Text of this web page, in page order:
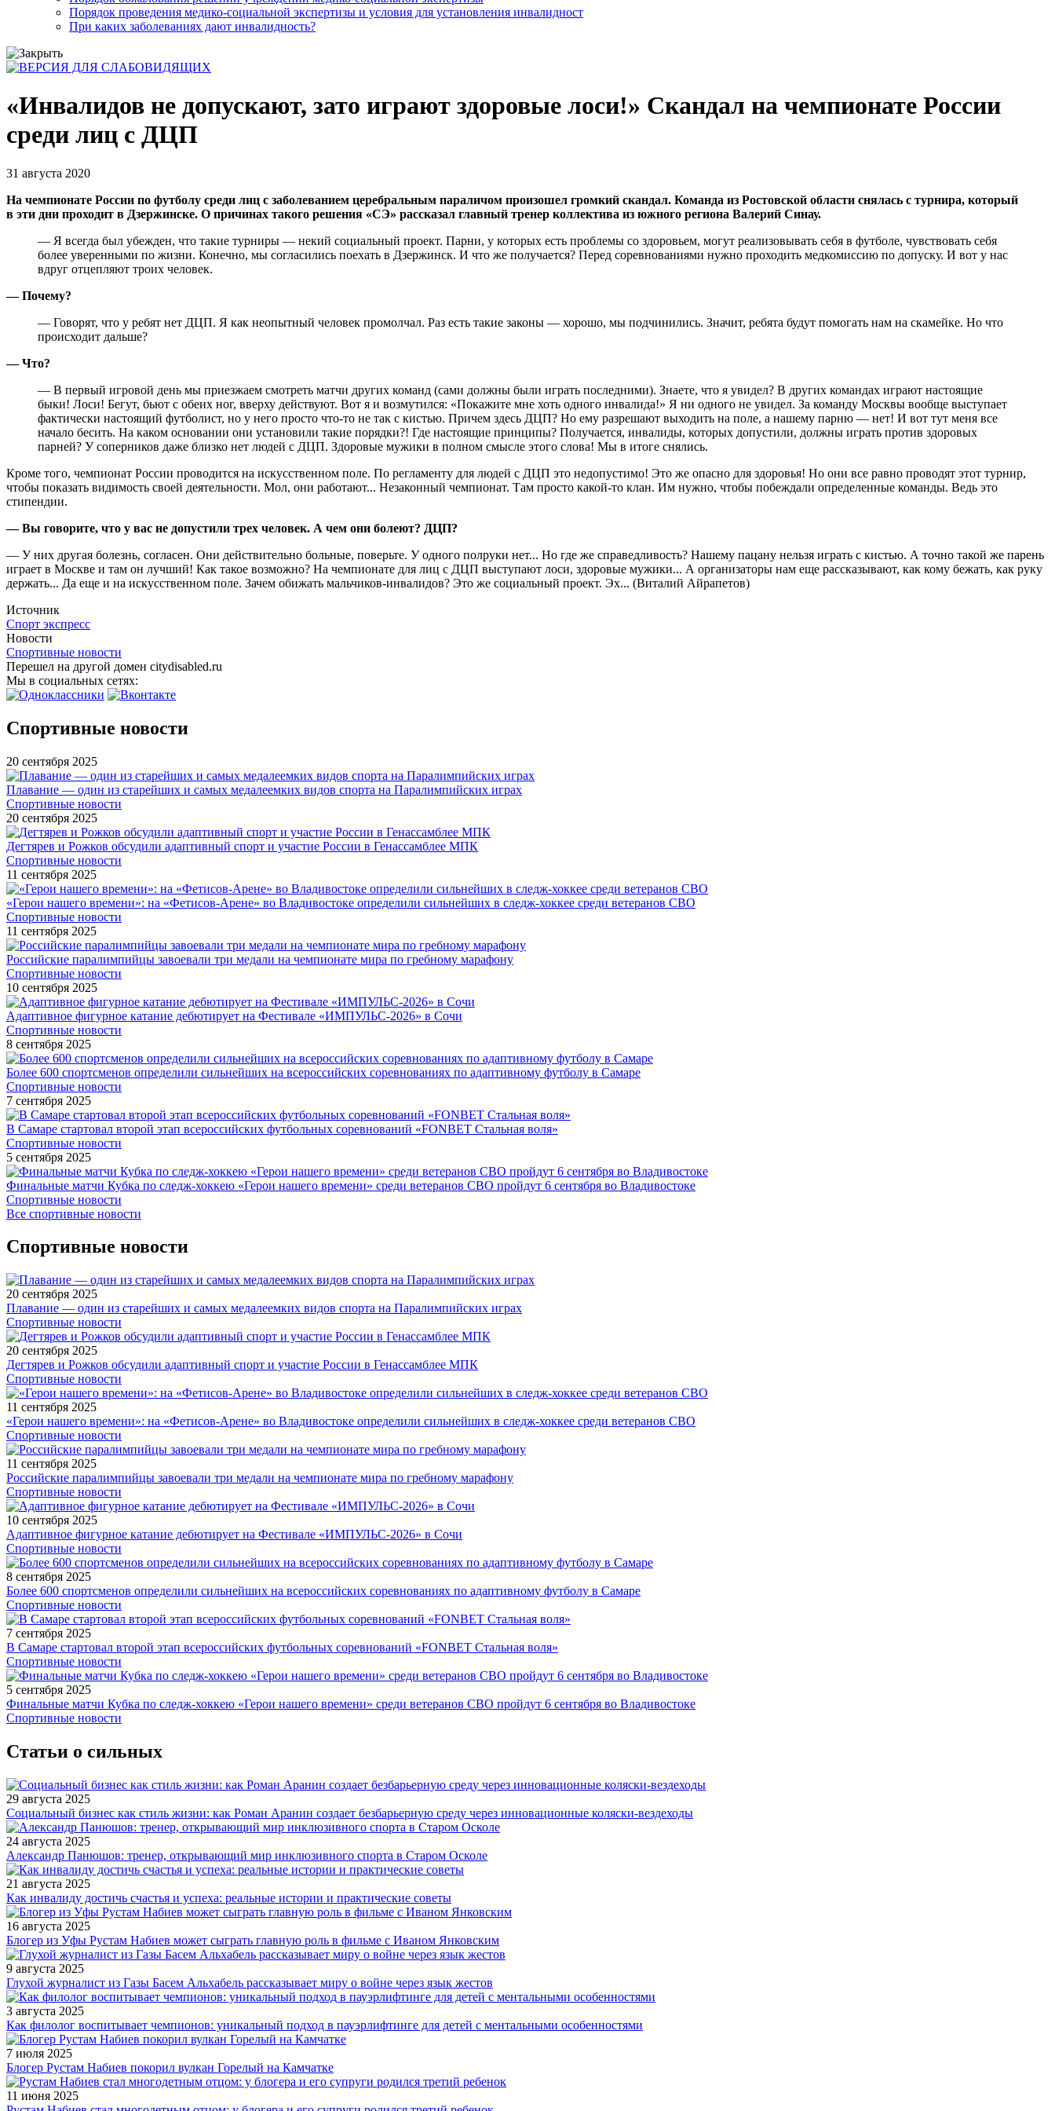
Порядок проведения медико-социальной экспертизы и условия для установления инвалидност
При каких заболеваниях дают инвалидность?
«Инвалидов не допускают, зато играют здоровые лоси!» Скандал на чемпионате России
среди лиц с ДЦП
31 августа 2020
На чемпионате России по футболу среди лиц с заболеванием церебральным параличом произошел громкий скандал. Команда из Ростовской области снялась с турнира, который
в эти дни проходит в Дзержинске. О причинах такого решения «СЭ» рассказал главный тренер коллектива из южного региона Валерий Синау.
— Я всегда был убежден, что такие турниры — некий социальный проект. Парни, у которых есть проблемы со здоровьем, могут реализовывать себя в футболе, чувствовать себя
более уверенными по жизни. Конечно, мы согласились поехать в Дзержинск. И что же получается? Перед соревнованиями нужно проходить медкомиссию по допуску. И вот у нас
вдруг отцепляют троих человек.
— Почему?
— Говорят, что у ребят нет ДЦП. Я как неопытный человек промолчал. Раз есть такие законы — хорошо, мы подчинились. Значит, ребята будут помогать нам на скамейке. Но что
происходит дальше?
— Что?
— В первый игровой день мы приезжаем смотреть матчи других команд (сами должны были играть последними). Знаете, что я увидел? В других командах играют настоящие
быки! Лоси! Бегут, бьют с обеих ног, вверху действуют. Вот я и возмутился: «Покажите мне хоть одного инвалида!» Я ни одного не увидел. За команду Москвы вообще выступает
фактически настоящий футболист, но у него просто что-то не так с кистью. Причем здесь ДЦП? Но ему разрешают выходить на поле, а нашему парню — нет! И вот тут меня все
начало бесить. На каком основании они установили такие порядки?! Где настоящие принципы? Получается, инвалиды, которых допустили, должны играть против здоровых
парней? У соперников даже близко нет людей с ДЦП. Здоровые мужики в полном смысле этого слова! Мы в итоге снялись.
Кроме того, чемпионат России проводится на искусственном поле. По регламенту для людей с ДЦП это недопустимо! Это же опасно для здоровья! Но они все равно проводят этот турнир,
чтобы показать видимость своей деятельности. Мол, они работают... Незаконный чемпионат. Там просто какой-то клан. Им нужно, чтобы побеждали определенные команды. Ведь это
стипендии.
— Вы говорите, что у вас не допустили трех человек. А чем они болеют? ДЦП?
— У них другая болезнь, согласен. Они действительно больные, поверьте. У одного полруки нет... Но где же справедливость? Нашему пацану нельзя играть с кистью. А точно такой же парень
играет в Москве и там он лучший! Как такое возможно? На чемпионате для лиц с ДЦП выступают лоси, здоровые мужики... А организаторы нам еще рассказывают, как кому бежать, как руку
держать... Да еще и на искусственном поле. Зачем обижать мальчиков-инвалидов? Это же социальный проект. Эх... (Виталий Айрапетов)
Источник
Спорт экспресс
Новости
Спортивные новости
Перешел на другой домен citydisabled.ru
Мы в социальных сетях:
Спортивные новости
20 сентября 2025
Плавание — один из старейших и самых медалеемких видов спорта на Паралимпийских играх
Спортивные новости
20 сентября 2025
Дегтярев и Рожков обсудили адаптивный спорт и участие России в Генассамблее МПК
Спортивные новости
11 сентября 2025
«Герои нашего времени»: на «Фетисов-Арене» во Владивостоке определили сильнейших в следж-хоккее среди ветеранов СВО
Спортивные новости
11 сентября 2025
Российские паралимпийцы завоевали три медали на чемпионате мира по гребному марафону
Спортивные новости
10 сентября 2025
Адаптивное фигурное катание дебютирует на Фестивале «ИМПУЛЬС-2026» в Сочи
Спортивные новости
8 сентября 2025
Более 600 спортсменов определили сильнейших на всероссийских соревнованиях по адаптивному футболу в Самаре
Спортивные новости
7 сентября 2025
В Самаре стартовал второй этап всероссийских футбольных соревнований «FONBET Стальная воля»
Спортивные новости
5 сентября 2025
Финальные матчи Кубка по следж-хоккею «Герои нашего времени» среди ветеранов СВО пройдут 6 сентября во Владивостоке
Спортивные новости
Все спортивные новости
Спортивные новости
20 сентября 2025
Плавание — один из старейших и самых медалеемких видов спорта на Паралимпийских играх
Спортивные новости
20 сентября 2025
Дегтярев и Рожков обсудили адаптивный спорт и участие России в Генассамблее МПК
Спортивные новости
11 сентября 2025
«Герои нашего времени»: на «Фетисов-Арене» во Владивостоке определили сильнейших в следж-хоккее среди ветеранов СВО
Спортивные новости
11 сентября 2025
Российские паралимпийцы завоевали три медали на чемпионате мира по гребному марафону
Спортивные новости
10 сентября 2025
Адаптивное фигурное катание дебютирует на Фестивале «ИМПУЛЬС-2026» в Сочи
Спортивные новости
8 сентября 2025
Более 600 спортсменов определили сильнейших на всероссийских соревнованиях по адаптивному футболу в Самаре
Спортивные новости
7 сентября 2025
В Самаре стартовал второй этап всероссийских футбольных соревнований «FONBET Стальная воля»
Спортивные новости
5 сентября 2025
Финальные матчи Кубка по следж-хоккею «Герои нашего времени» среди ветеранов СВО пройдут 6 сентября во Владивостоке
Спортивные новости
Статьи о сильных
29 августа 2025
Социальный бизнес как стиль жизни: как Роман Аранин создает безбарьерную среду через инновационные коляски-вездеходы
24 августа 2025
Александр Панюшов: тренер, открывающий мир инклюзивного спорта в Старом Осколе
21 августа 2025
Как инвалиду достичь счастья и успеха: реальные истории и практические советы
16 августа 2025
Блогер из Уфы Рустам Набиев может сыграть главную роль в фильме с Иваном Янковским
9 августа 2025
Глухой журналист из Газы Басем Альхабель рассказывает миру о войне через язык жестов
3 августа 2025
Как филолог воспитывает чемпионов: уникальный подход в пауэрлифтинге для детей с ментальными особенностями
7 июля 2025
Блогер Рустам Набиев покорил вулкан Горелый на Камчатке
11 июня 2025